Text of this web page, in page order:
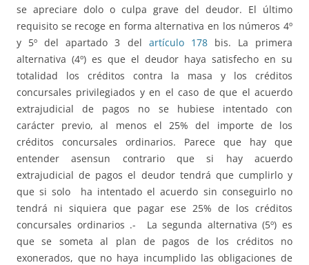
se apreciare dolo o culpa grave del deudor. El último
requisito se recoge en forma alternativa en los números 4º
y 5º del apartado 3 del artículo 178 bis. La primera
alternativa (4º) es que el deudor haya satisfecho en su
totalidad los créditos contra la masa y los créditos
concursales privilegiados y en el caso de que el acuerdo
extrajudicial de pagos no se hubiese intentado con
carácter previo, al menos el 25% del importe de los
créditos concursales ordinarios. Parece que hay que
entender asensun contrario que si hay acuerdo
extrajudicial de pagos el deudor tendrá que cumplirlo y
que si solo ha intentado el acuerdo sin conseguirlo no
tendrá ni siquiera que pagar ese 25% de los créditos
concursales ordinarios .- La segunda alternativa (5º) es
que se someta al plan de pagos de los créditos no
exonerados, que no haya incumplido las obligaciones de